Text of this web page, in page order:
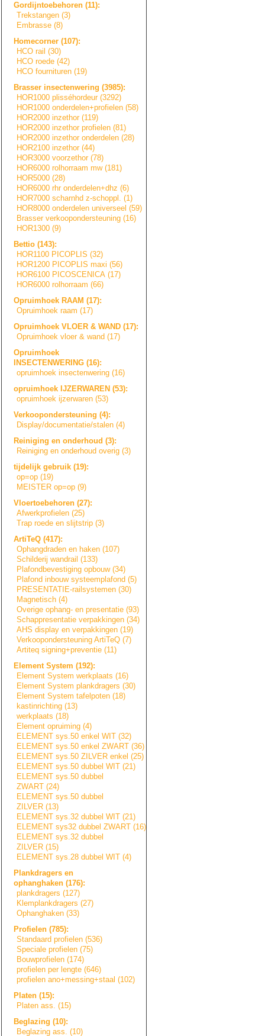
Gordijntoebehoren (11):
Trekstangen (3)
Embrasse (8)
Homecorner (107):
HCO rail (30)
HCO roede (42)
HCO fournituren (19)
Brasser insectenwering (3985):
HOR1000 plisséhordeur (3292)
HOR1000 onderdelen+profie en (58)
HOR2000 inzethor (119)
HOR2000 inzethor profielen (81)
HOR2000 inzethor onderdelen (28)
HOR2100 inzethor (44)
HOR3000 voorzethor (78)
HOR6000 rolhorraam mw (181)
HOR5000 (28)
HOR6000 rhr onderdelen+dhz (6)
HOR7000 scharnhd z-schoppl. (1)
HOR8000 onderdelen universeel (59)
Brasser verkoopondersteuning (16)
HOR1300 (9)
Bettio (143):
HOR1100 PICOPLIS (32)
HOR1200 PICOPLIS maxi (56)
HOR6100 PICOSCENICA (17)
HOR6000 rolhorraam (66)
Opruimhoek RAAM (17):
Opruimhoek raam (17)
Opruimhoek VLOER & WAND (17):
Opruimhoek vloer & wand (17)
Opruimhoek
INSECTENWERING (16):
opruimhoek insectenwering (16)
opruimhoek IJZERWAREN (53):
opruimhoek ijzerwaren (53)
Verkoopondersteuning (4):
Display/documentatie/stalen (4)
Reiniging en onderhoud (3):
Reiniging en onderhoud overig (3)
tijdelijk gebruik (19):
op=op (19)
MEISTER op=op (9)
Vloertoebehoren (27):
Afwerkprofielen (25)
Trap roede en slijtstrip (3)
ArtiTeQ (417):
Ophangdraden en haken (107)
Schilderij wandrail (133)
Plafondbevestiging opbouw (34)
Plafond inbouw systeemplafond (5)
PRESENTATIE-rail systemen (30)
Magnetisch (4)
Overige ophang- en presentatie (93)
Schappresentatie verpakkingen (34)
AHS display en verpakkingen (19)
Verkoopondersteuning ArtiTeQ (7)
Artiteq signing+preventie (11)
Element System (192):
Element System werkplaats (16)
Element System plankdragers (30)
Element System tafelpoten (18)
kastinrichting (13)
werkplaats (18)
Element opruiming (4)
ELEMENT sys.50 enkel WIT (32)
ELEMENT sys.50 enkel ZWART (36)
ELEMENT sys.50 ZILVER enkel (25)
ELEMENT sys.50 dubbel WIT (21)
ELEMENT sys.50 dubbel
ZWART (24)
ELEMENT sys.50 dubbel
ZILVER (13)
ELEMENT sys.32 dubbel WIT (21)
ELEMENT sys32 dubbel ZWART (16)
ELEMENT sys.32 dubbel
ZILVER (15)
ELEMENT sys.28 dubbel WIT (4)
Plankdragers en
ophanghaken (176):
plankdragers (127)
Klemplankdragers (27)
Ophanghaken (33)
Profielen (785):
Standaard profielen (536)
Speciale profielen (75)
Bouwprofielen (174)
profielen per lengte (646)
profielen ano+messing+staal (102)
Platen (15):
Platen ass. (15)
Beglazing (10):
Beglazing ass. (10)